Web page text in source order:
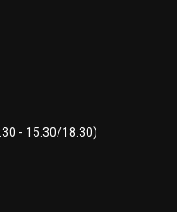
- 15:30/18:30)